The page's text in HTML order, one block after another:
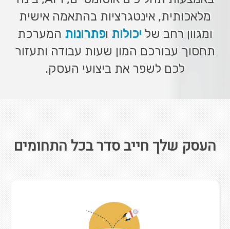
מלאכותית, אינטגרציות בהתאמה אישית
ומגוון רחב של יכולות ופתרונות המערכת
תחסוך עבורכם המון שעות עבודה ותעזור
לכם לשפר את ביצועי העסק.
העסק שלך חייב סדר בכל התחומים